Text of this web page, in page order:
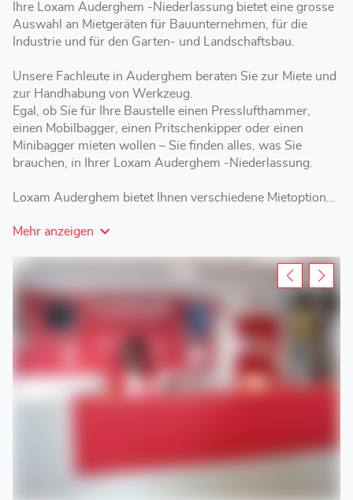
Ihre Loxam Auderghem -Niederlassung bietet eine grosse
Auswahl an Mietgeräten für Bauunternehmen, für die
Industrie und für den Garten- und Landschaftsbau.
Unsere Fachleute in Auderghem beraten Sie zur Miete und
zur Handhabung von Werkzeug.
Egal, ob Sie für Ihre Baustelle einen Presslufthammer,
einen Mobilbagger, einen Pritschenkipper oder einen
Minibagger mieten wollen – Sie finden alles, was Sie
brauchen, in Ihrer Loxam Auderghem -Niederlassung.
Loxam Auderghem bietet Ihnen verschiedene Mietoptionen
Anforderungen.
eine Arbeitsbühne oder einen Anhänger inAuderghem zu
mieten.
Mehr anzeigen